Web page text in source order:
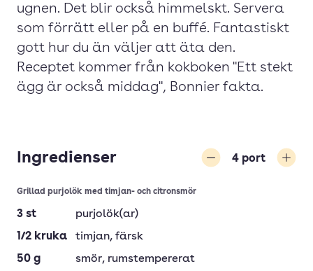
ugnen. Det blir också himmelskt. Servera
som förrätt eller på en buffé. Fantastiskt
gott hur du än väljer att äta den.
Receptet kommer från kokboken "Ett stekt
ägg är också middag", Bonnier fakta.
Ingredienser 4 port
Grillad purjolök med timjan- och citronsmör
3 st
purjolök(ar)
1/2 kruka timjan, färsk
50 g smör, rumstempererat